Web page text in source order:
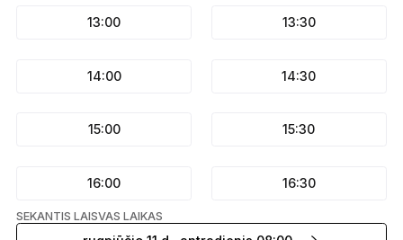
13:00 13:30
14:00 14:30
15:00 15:30
16:00 16:30
SEKANTIS LAISVAS LAIKAS